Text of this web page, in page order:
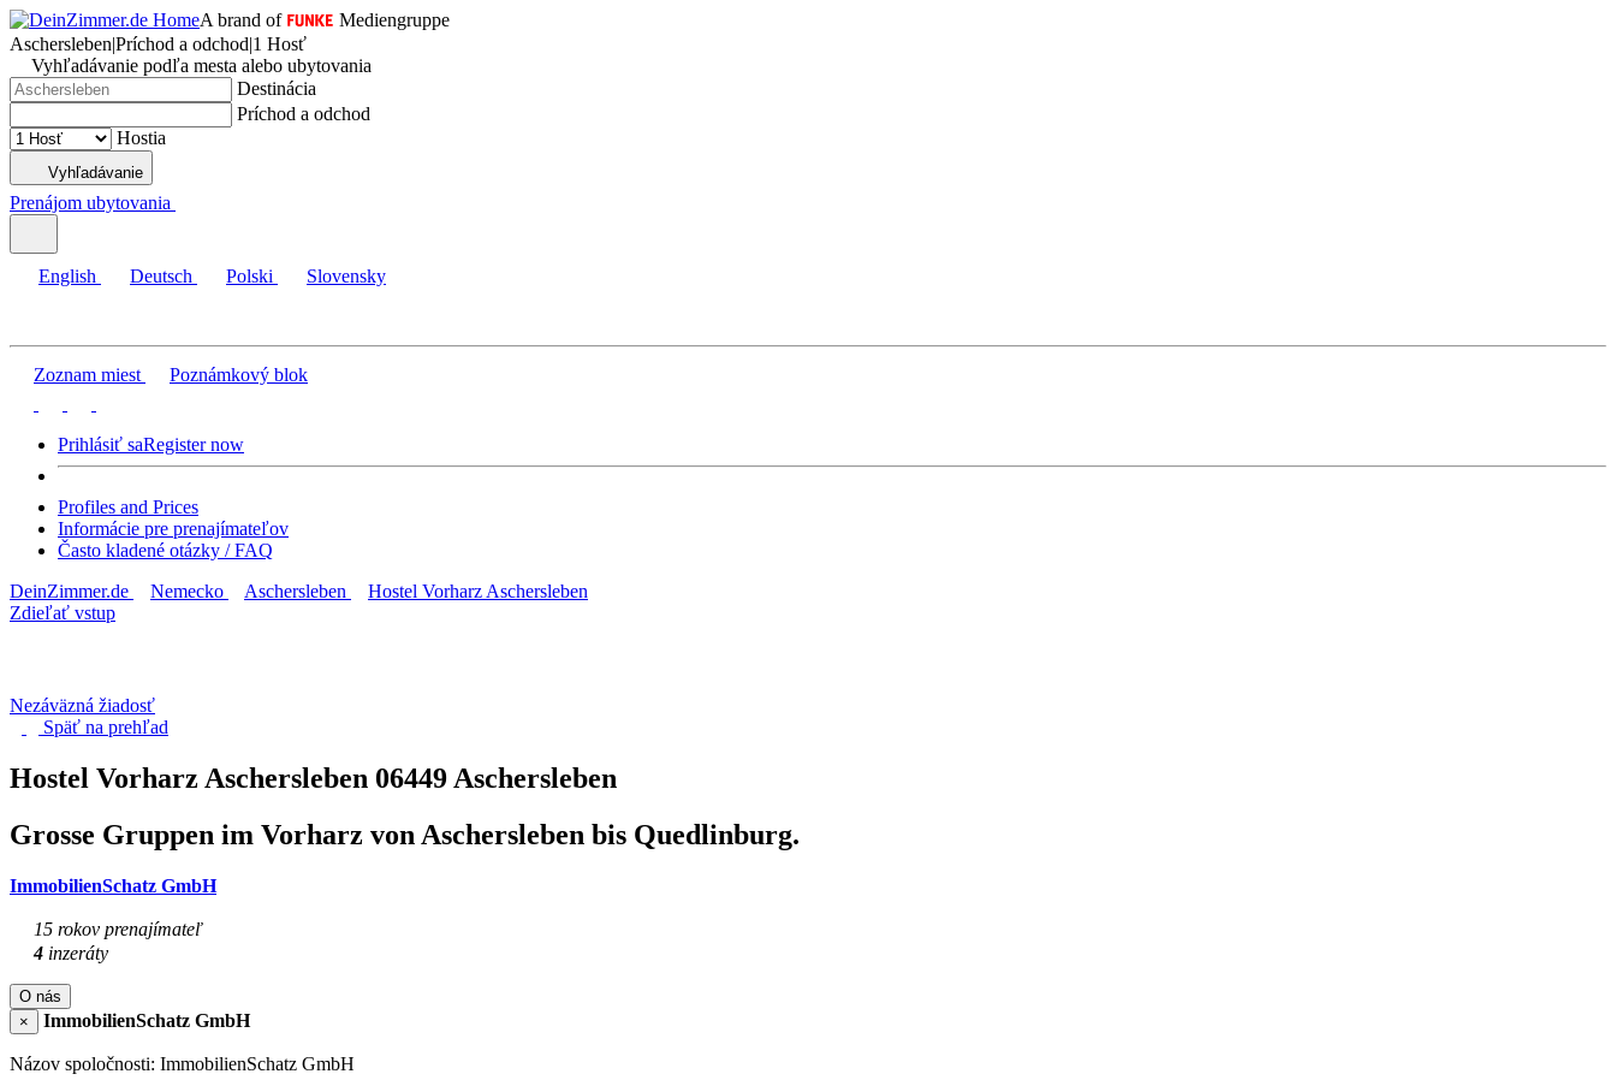
A brand of
Mediengruppe
Aschersleben|Príchod a odchod|1 Hosť
Vyhľadávanie podľa mesta alebo ubytovania
Destinácia
Príchod a odchod
Hostia
Vyhľadávanie
Prenájom ubytovania
English Deutsch Polski Slovensky
Zoznam miest Poznámkový blok
Prihlásiť saRegister now
Profiles and Prices
Informácie pre prenajímateľov
Často kladené otázky / FAQ
DeinZimmer.de
Nemecko Aschersleben
Hostel Vorharz Aschersleben
Zdieľať vstup
Nezáväzná žiadosť
Späť na prehľad
Hostel Vorharz Aschersleben 06449 Aschersleben
Grosse Gruppen im Vorharz von Aschersleben bis Quedlinburg.
ImmobilienSchatz GmbH
15 rokov prenajímateľ
4 inzeráty
O nás
×
ImmobilienSchatz GmbH
Názov spoločnosti: ImmobilienSchatz GmbH